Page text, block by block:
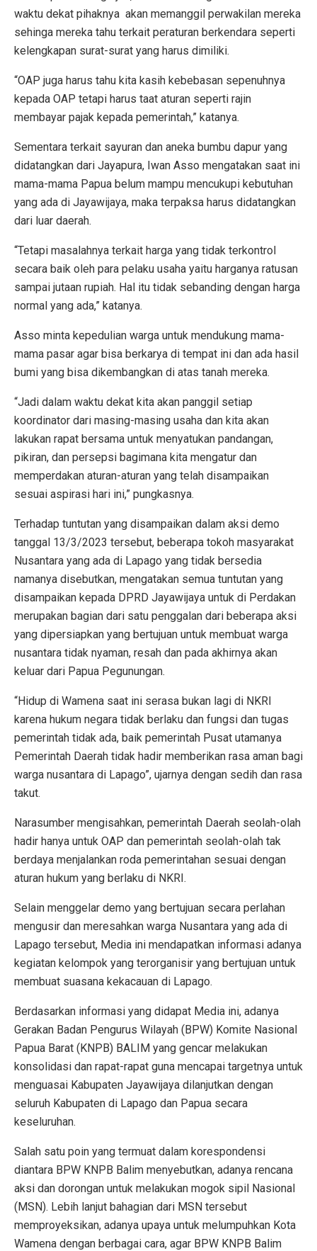
waktu dekat pihaknya akan memanggil perwakilan mereka
sehinga mereka tahu terkait peraturan berkendara seperti
kelengkapan surat-surat yang harus dimiliki.
“OAP juga harus tahu kita kasih kebebasan sepenuhnya
kepada OAP tetapi harus taat aturan seperti rajin
membayar pajak kepada pemerintah,” katanya.
Sementara terkait sayuran dan aneka bumbu dapur yang
didatangkan dari Jayapura, Iwan Asso mengatakan saat ini
mama-mama Papua belum mampu mencukupi kebutuhan
yang ada di Jayawijaya, maka terpaksa harus didatangkan
dari luar daerah.
“Tetapi masalahnya terkait harga yang tidak terkontrol
secara baik oleh para pelaku usaha yaitu harganya ratusan
sampai jutaan rupiah. Hal itu tidak sebanding dengan harga
normal yang ada,” katanya.
Asso minta kepedulian warga untuk mendukung mama-
mama pasar agar bisa berkarya di tempat ini dan ada hasil
bumi yang bisa dikembangkan di atas tanah mereka.
“Jadi dalam waktu dekat kita akan panggil setiap
koordinator dari masing-masing usaha dan kita akan
lakukan rapat bersama untuk menyatukan pandangan,
pikiran, dan persepsi bagimana kita mengatur dan
memperdakan aturan-aturan yang telah disampaikan
sesuai aspirasi hari ini,” pungkasnya.
Terhadap tuntutan yang disampaikan dalam aksi demo
tanggal 13/3/2023 tersebut, beberapa tokoh masyarakat
Nusantara yang ada di Lapago yang tidak bersedia
namanya disebutkan, mengatakan semua tuntutan yang
disampaikan kepada DPRD Jayawijaya untuk di Perdakan
merupakan bagian dari satu penggalan dari beberapa aksi
yang dipersiapkan yang bertujuan untuk membuat warga
nusantara tidak nyaman, resah dan pada akhirnya akan
keluar dari Papua Pegunungan.
“Hidup di Wamena saat ini serasa bukan lagi di NKRI
karena hukum negara tidak berlaku dan fungsi dan tugas
pemerintah tidak ada, baik pemerintah Pusat utamanya
Pemerintah Daerah tidak hadir memberikan rasa aman bagi
warga nusantara di Lapago”, ujarnya dengan sedih dan rasa
takut.
Narasumber mengisahkan, pemerintah Daerah seolah-olah
hadir hanya untuk OAP dan pemerintah seolah-olah tak
berdaya menjalankan roda pemerintahan sesuai dengan
aturan hukum yang berlaku di NKRI.
Selain menggelar demo yang bertujuan secara perlahan
mengusir dan meresahkan warga Nusantara yang ada di
Lapago tersebut, Media ini mendapatkan informasi adanya
kegiatan kelompok yang terorganisir yang bertujuan untuk
membuat suasana kekacauan di Lapago.
Berdasarkan informasi yang didapat Media ini, adanya
Gerakan Badan Pengurus Wilayah (BPW) Komite Nasional
Papua Barat (KNPB) BALIM yang gencar melakukan
konsolidasi dan rapat-rapat guna mencapai targetnya untuk
menguasai Kabupaten Jayawijaya dilanjutkan dengan
seluruh Kabupaten di Lapago dan Papua secara
keseluruhan.
Salah satu poin yang termuat dalam korespondensi
diantara BPW KNPB Balim menyebutkan, adanya rencana
aksi dan dorongan untuk melakukan mogok sipil Nasional
(MSN). Lebih lanjut bahagian dari MSN tersebut
memproyeksikan, adanya upaya untuk melumpuhkan Kota
Wamena dengan berbagai cara, agar BPW KNPB Balim